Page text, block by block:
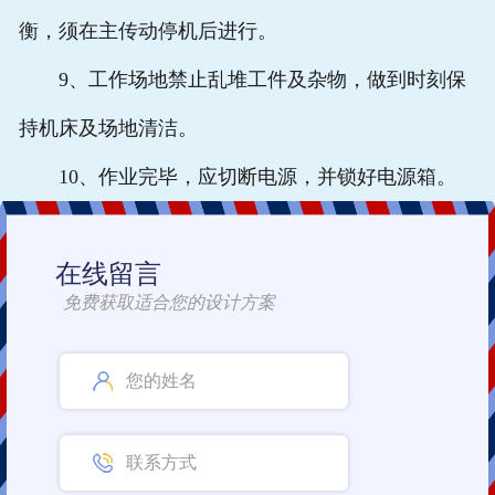
衡，须在主传动停机后进行。
9、工作场地禁止乱堆工件及杂物，做到时刻保
持机床及场地清洁。
10、作业完毕，应切断电源，并锁好电源箱。
在线留言
免费获取适合您的设计方案